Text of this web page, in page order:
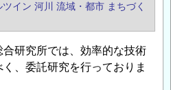
ツイン 河川 流域・都市 まちづく
合研究所では、効率的な技術
、委託研究を行っておりま